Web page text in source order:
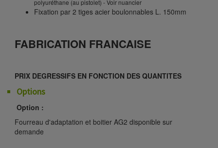
polyuréthane (au pistolet) - Voir nuancier
Fixation par 2 tiges acier boulonnables L. 150mm
FABRICATION FRANCAISE
PRIX DEGRESSIFS EN FONCTION DES QUANTITES
Options
Option :
Fourreau d'adaptation et boitier AG2 disponible sur
demande